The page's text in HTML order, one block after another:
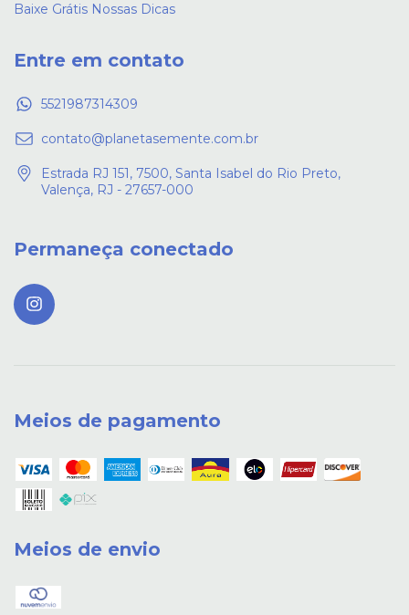
Baixe Grátis Nossas Dicas
Entre em contato
5521987314309
contato@planetasemente.com.br
Estrada RJ 151, 7500, Santa Isabel do Rio Preto,
Valença, RJ - 27657-000
Permaneça conectado
Meios de pagamento
Meios de envio